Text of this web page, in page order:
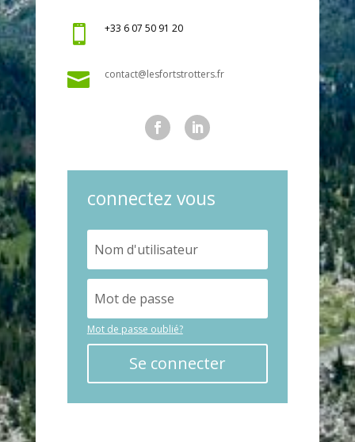
 +33 6 07 50 91 20
 contact@lesfortstrotters.fr
connectez vous
Mot de passe oublié?
Se connecter